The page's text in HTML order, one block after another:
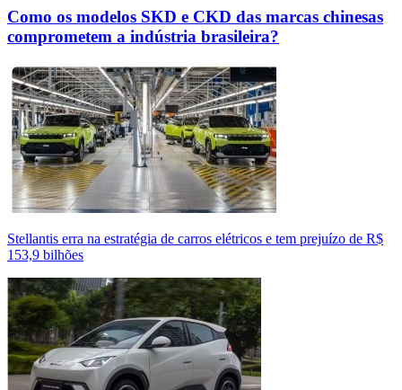
Como os modelos SKD e CKD das marcas chinesas
comprometem a indústria brasileira?
Stellantis erra na estratégia de carros elétricos e tem prejuízo de R$
153,9 bilhões